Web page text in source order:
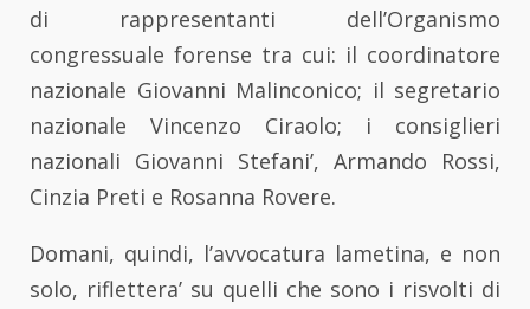
di rappresentanti dell’Organismo
congressuale forense tra cui: il coordinatore
nazionale Giovanni Malinconico; il segretario
nazionale Vincenzo Ciraolo; i consiglieri
nazionali Giovanni Stefani’, Armando Rossi,
Cinzia Preti e Rosanna Rovere.
Domani, quindi, l’avvocatura lametina, e non
solo, riflettera’ su quelli che sono i risvolti di